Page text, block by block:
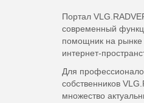
Портал
современный
помощник на рынке
интернет-
Для
собственников
множество